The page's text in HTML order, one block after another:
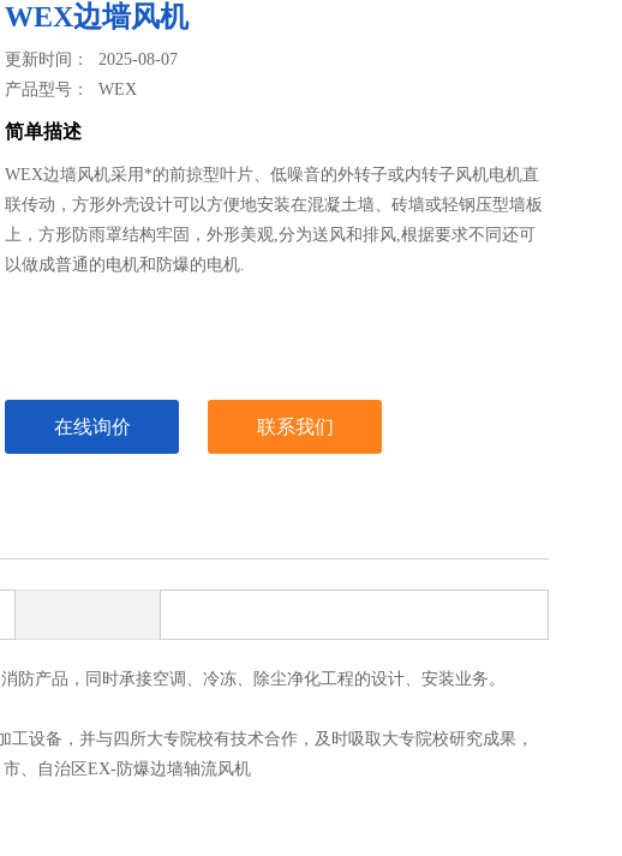
WEX边墙风机
更新时间： 2025-08-07
产品型号：WEX
简单描述
WEX边墙风机采用*的前掠型叶片、低噪音的外转子或内转子风机电机直
联传动，方形外壳设计可以方便地安装在混凝土墙、砖墙或轻钢压型墙板
上，方形防雨罩结构牢固，外形美观,分为送风和排风,根据要求不同还可
以做成普通的电机和防爆的电机.
在线询价 联系我们
产品，同时承接空调、冷冻、除尘净化工程的设计、安装业务。
备，并与四所大专院校有技术合作，及时吸取大专院校研究成果，
、自治区EX-防爆边墙轴流风机